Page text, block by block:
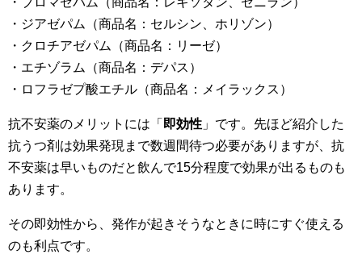
・ジアゼパム（商品名：セルシン、ホリゾン）
・クロチアゼパム（商品名：リーゼ）
・エチゾラム（商品名：デパス）
・ロフラゼプ酸エチル（商品名：メイラックス）
抗不安薬のメリットには「 即効性 」です。先ほど紹介した
抗うつ剤は効果発現まで数週間待つ必要がありますが、抗
不安薬は早いものだと飲んで15分程度で効果が出るものも
あります。
その即効性から、発作が起きそうなときに時にすぐ使える
のも利点です。